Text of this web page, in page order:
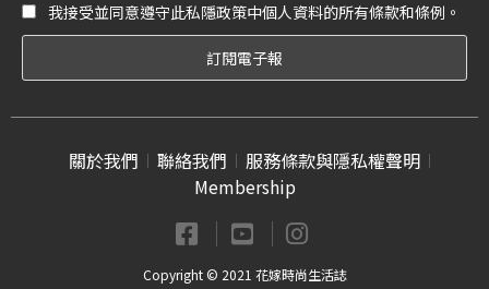
我接受並同意遵守此私隱政策中個人資料的所有條款和條例。
關於我們 聯絡我們
服務條款與隱私權聲明
Membership
Copyright © 2021 花嫁時尚生活誌